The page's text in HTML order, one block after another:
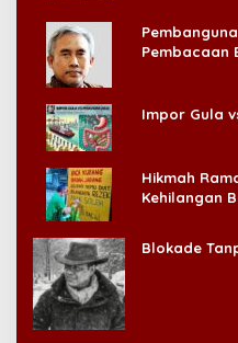
Pembacaan
Impor Gula
Hikmah
Kehilangan
Blokade